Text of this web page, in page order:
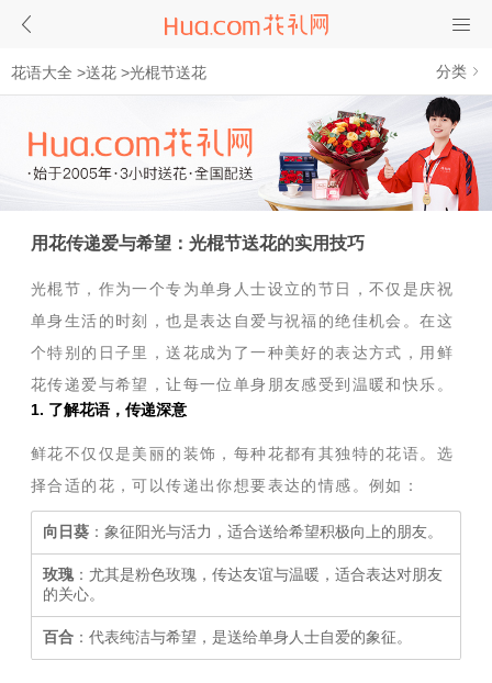
花语大全 >送花 >光棍节送花 分类
用花传递爱与希望：光棍节送花的实用技巧
光棍节，作为一个专为单身人士设立的节日，不仅是庆祝
单身生活的时刻，也是表达自爱与祝福的绝佳机会。在这
个特别的日子里，送花成为了一种美好的表达方式，用鲜
花传递爱与希望，让每一位单身朋友感受到温暖和快乐。
1. 了解花语，传递深意
鲜花不仅仅是美丽的装饰，每种花都有其独特的花语。选
择合适的花，可以传递出你想要表达的情感。例如：
向日葵 ：象征阳光与活力，适合送给希望积极向上的朋友。
玫瑰：尤其是粉色玫瑰，传达友谊与温暖，适合表达对朋友
的关心。
百合 ：代表纯洁与希望，是送给单身人士自爱的象征。